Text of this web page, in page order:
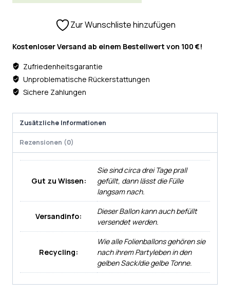
Zur Wunschliste hinzufügen
Kostenloser Versand ab einem Bestellwert von 100 €!
Zufriedenheitsgarantie
Unproblematische Rückerstattungen
Sichere Zahlungen
Zusätzliche Informationen
Rezensionen (0)
Gut zu Wissen:
Sie sind circa drei Tage prall
gefüllt, dann lässt die Fülle
langsam nach.
Versandinfo:
Dieser Ballon kann auch befüllt
versendet werden.
Recycling:
Wie alle Folienballons gehören sie
nach ihrem Partyleben in den
gelben Sack/die gelbe Tonne.